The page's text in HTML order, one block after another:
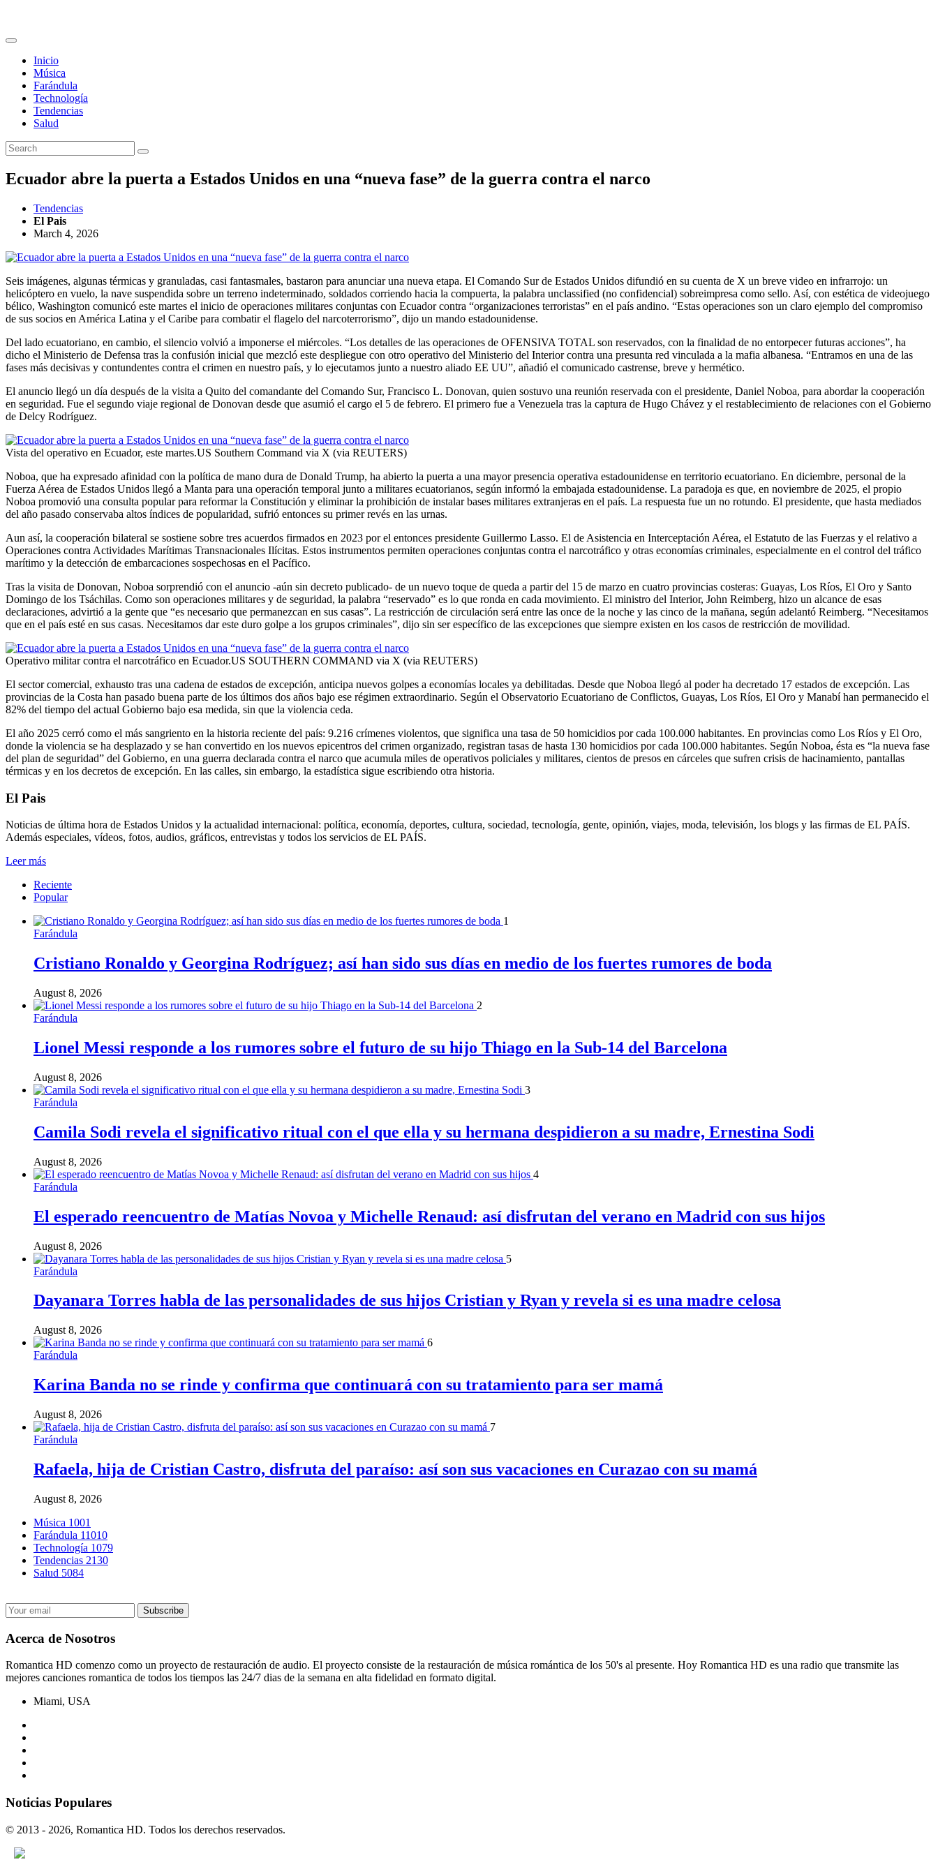
Inicio
Música
Farándula
Technología
Tendencias
Salud
Ecuador abre la puerta a Estados Unidos en una “nueva fase” de la guerra contra el narco
Tendencias
El Pais
March 4, 2026
Seis imágenes, algunas térmicas y granuladas, casi fantasmales, bastaron para anunciar una nueva etapa. El Comando Sur de Estados Unidos difundió en su cuenta de X un breve video en infrarrojo: un
helicóptero en vuelo, la nave suspendida sobre un terreno indeterminado, soldados corriendo hacia la compuerta, la palabra unclassified (no confidencial) sobreimpresa como sello. Así, con estética de videojuego
bélico, Washington comunicó este martes el inicio de operaciones militares conjuntas con Ecuador contra “organizaciones terroristas” en el país andino. “Estas operaciones son un claro ejemplo del compromiso
de sus socios en América Latina y el Caribe para combatir el flagelo del narcoterrorismo”, dijo un mando estadounidense.
Del lado ecuatoriano, en cambio, el silencio volvió a imponerse el miércoles. “Los detalles de las operaciones de OFENSIVA TOTAL son reservados, con la finalidad de no entorpecer futuras acciones”, ha
dicho el Ministerio de Defensa tras la confusión inicial que mezcló este despliegue con otro operativo del Ministerio del Interior contra una presunta red vinculada a la mafia albanesa. “Entramos en una de las
fases más decisivas y contundentes contra el crimen en nuestro país, y lo ejecutamos junto a nuestro aliado EE UU”, añadió el comunicado castrense, breve y hermético.
El anuncio llegó un día después de la visita a Quito del comandante del Comando Sur, Francisco L. Donovan, quien sostuvo una reunión reservada con el presidente, Daniel Noboa, para abordar la cooperación
en seguridad. Fue el segundo viaje regional de Donovan desde que asumió el cargo el 5 de febrero. El primero fue a Venezuela tras la captura de Hugo Chávez y el restablecimiento de relaciones con el Gobierno
de Delcy Rodríguez.
Vista del operativo en Ecuador, este martes.US Southern Command via X (via REUTERS)
Noboa, que ha expresado afinidad con la política de mano dura de Donald Trump, ha abierto la puerta a una mayor presencia operativa estadounidense en territorio ecuatoriano. En diciembre, personal de la
Fuerza Aérea de Estados Unidos llegó a Manta para una operación temporal junto a militares ecuatorianos, según informó la embajada estadounidense. La paradoja es que, en noviembre de 2025, el propio
Noboa promovió una consulta popular para reformar la Constitución y eliminar la prohibición de instalar bases militares extranjeras en el país. La respuesta fue un no rotundo. El presidente, que hasta mediados
del año pasado conservaba altos índices de popularidad, sufrió entonces su primer revés en las urnas.
Aun así, la cooperación bilateral se sostiene sobre tres acuerdos firmados en 2023 por el entonces presidente Guillermo Lasso. El de Asistencia en Interceptación Aérea, el Estatuto de las Fuerzas y el relativo a
Operaciones contra Actividades Marítimas Transnacionales Ilícitas. Estos instrumentos permiten operaciones conjuntas contra el narcotráfico y otras economías criminales, especialmente en el control del tráfico
marítimo y la detección de embarcaciones sospechosas en el Pacífico.
Tras la visita de Donovan, Noboa sorprendió con el anuncio -aún sin decreto publicado- de un nuevo toque de queda a partir del 15 de marzo en cuatro provincias costeras: Guayas, Los Ríos, El Oro y Santo
Domingo de los Tsáchilas. Como son operaciones militares y de seguridad, la palabra “reservado” es lo que ronda en cada movimiento. El ministro del Interior, John Reimberg, hizo un alcance de esas
declaraciones, advirtió a la gente que “es necesario que permanezcan en sus casas”. La restricción de circulación será entre las once de la noche y las cinco de la mañana, según adelantó Reimberg. “Necesitamos
que en el país esté en sus casas. Necesitamos dar este duro golpe a los grupos criminales”, dijo sin ser específico de las excepciones que siempre existen en los casos de restricción de movilidad.
Operativo militar contra el narcotráfico en Ecuador.US SOUTHERN COMMAND via X (via REUTERS)
El sector comercial, exhausto tras una cadena de estados de excepción, anticipa nuevos golpes a economías locales ya debilitadas. Desde que Noboa llegó al poder ha decretado 17 estados de excepción. Las
provincias de la Costa han pasado buena parte de los últimos dos años bajo ese régimen extraordinario. Según el Observatorio Ecuatoriano de Conflictos, Guayas, Los Ríos, El Oro y Manabí han permanecido el
82% del tiempo del actual Gobierno bajo esa medida, sin que la violencia ceda.
El año 2025 cerró como el más sangriento en la historia reciente del país: 9.216 crímenes violentos, que significa una tasa de 50 homicidios por cada 100.000 habitantes. En provincias como Los Ríos y El Oro,
donde la violencia se ha desplazado y se han convertido en los nuevos epicentros del crimen organizado, registran tasas de hasta 130 homicidios por cada 100.000 habitantes. Según Noboa, ésta es “la nueva fase
del plan de seguridad” del Gobierno, en una guerra declarada contra el narco que acumula miles de operativos policiales y militares, cientos de presos en cárceles que sufren crisis de hacinamiento, pantallas
térmicas y en los decretos de excepción. En las calles, sin embargo, la estadística sigue escribiendo otra historia.
El Pais
Noticias de última hora de Estados Unidos y la actualidad internacional: política, economía, deportes, cultura, sociedad, tecnología, gente, opinión, viajes, moda, televisión, los blogs y las firmas de EL PAÍS.
Además especiales, vídeos, fotos, audios, gráficos, entrevistas y todos los servicios de EL PAÍS.
Leer más
Reciente
Popular
1
Farándula
Cristiano Ronaldo y Georgina Rodríguez; así han sido sus días en medio de los fuertes rumores de boda
August 8, 2026
2
Farándula
Lionel Messi responde a los rumores sobre el futuro de su hijo Thiago en la Sub-14 del Barcelona
August 8, 2026
3
Farándula
Camila Sodi revela el significativo ritual con el que ella y su hermana despidieron a su madre, Ernestina Sodi
August 8, 2026
4
Farándula
El esperado reencuentro de Matías Novoa y Michelle Renaud: así disfrutan del verano en Madrid con sus hijos
August 8, 2026
5
Farándula
Dayanara Torres habla de las personalidades de sus hijos Cristian y Ryan y revela si es una madre celosa
August 8, 2026
6
Farándula
Karina Banda no se rinde y confirma que continuará con su tratamiento para ser mamá
August 8, 2026
7
Farándula
Rafaela, hija de Cristian Castro, disfruta del paraíso: así son sus vacaciones en Curazao con su mamá
August 8, 2026
Música 1001
Farándula 11010
Technología 1079
Tendencias 2130
Salud 5084
Acerca de Nosotros
Romantica HD comenzo como un proyecto de restauración de audio. El proyecto consiste de la restauración de música romántica de los 50's al presente. Hoy Romantica HD es una radio que transmite las
mejores canciones romantica de todos los tiempos las 24/7 dias de la semana en alta fidelidad en formato digital.
Miami, USA
Noticias Populares
© 2013 - 2026, Romantica HD. Todos los derechos reservados.